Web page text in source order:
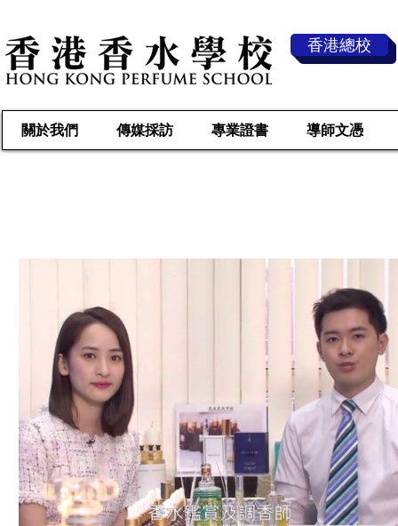
香港總校
關於我們 傳媒採訪 專業證書 導師文憑